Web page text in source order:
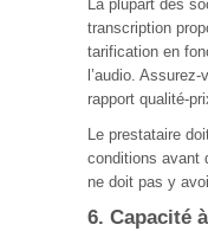
La plupart des
transcription
tarification en
l’audio.
rapport qualité-
Le prestataire
conditions avant
ne doit pas y
6. Capacité